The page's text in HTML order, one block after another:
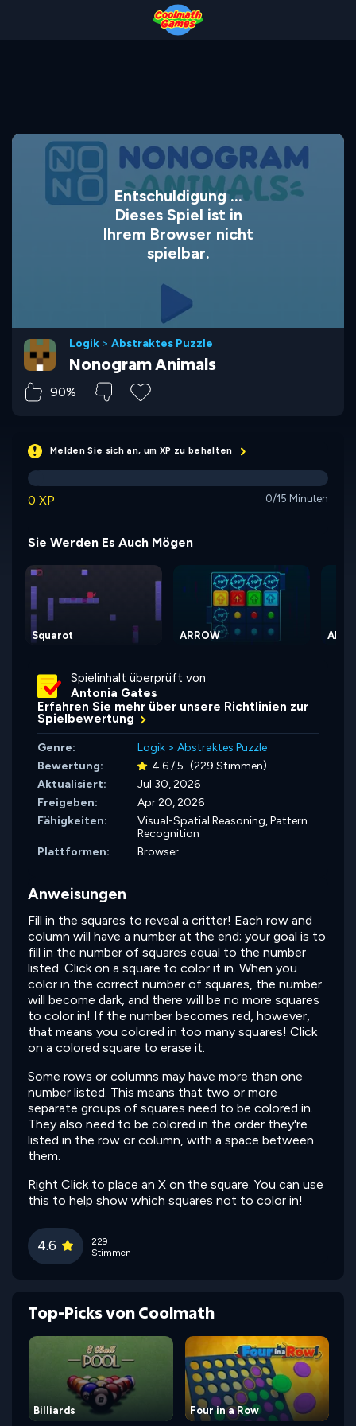
Entschuldigung ...
Dieses Spiel ist in
Ihrem Browser nicht
spielbar.
Logik > Abstraktes Puzzle
Nonogram Animals
90%
Melden Sie sich an, um XP zu behalten
0 XP 0/15 Minuten
Sie Werden Es Auch Mögen
Squarot ARROW
Spielinhalt überprüft von
Antonia Gates
Erfahren Sie mehr über unsere Richtlinien zur
Spielbewertung
Genre: Logik > Abstraktes Puzzle
Bewertung:
4.6 / 5 (229 Stimmen)
Aktualisiert:
Jul 30, 2026
Freigeben:
Apr 20, 2026
Fähigkeiten:
Visual-Spatial Reasoning,Pattern
Recognition
Plattformen:
Browser
Anweisungen
Fill in the squares to reveal a critter! Each row and
column will have a number at the end; your goal is to
fill in the number of squares equal to the number
listed. Click on a square to color it in. When you
color in the correct number of squares, the number
will become dark, and there will be no more squares
to color in! If the number becomes red, however,
that means you colored in too many squares! Click
on a colored square to erase it.
Some rows or columns may have more than one
number listed. This means that two or more
separate groups of squares need to be colored in.
They also need to be colored in the order they're
listed in the row or column, with a space between
them.
Right Click to place an X on the square. You can use
this to help show which squares not to color in!
4.6
229
Stimmen
Top-Picks von Coolmath
Billiards Four in a Row